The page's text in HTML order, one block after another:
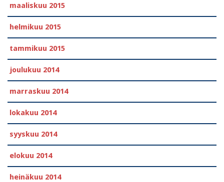
maaliskuu 2015
helmikuu 2015
tammikuu 2015
joulukuu 2014
marraskuu 2014
lokakuu 2014
syyskuu 2014
elokuu 2014
heinäkuu 2014